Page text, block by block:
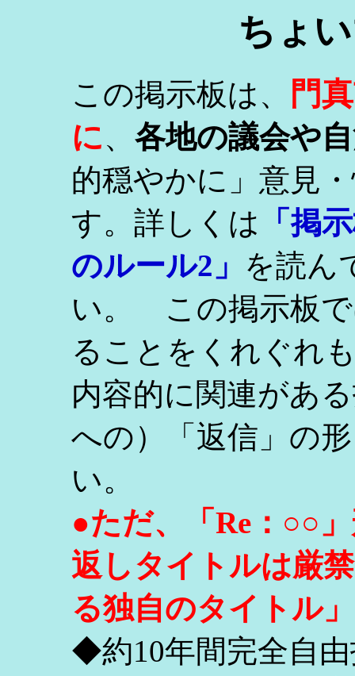
ちょ
この掲示板は、
門
に、 各地の議会や
的穏やかに」意見
す。詳しくは
「掲
のルール2」 を読ん
い。 この掲示板で
ることをくれぐれ
内容的に関連があ
への）「返信」の
い。
●ただ、「Re：○○
返しタイトルは厳
る独自のタイトル
◆約10年間完全自